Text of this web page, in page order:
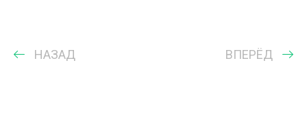
НАЗАД ВПЕРЁД